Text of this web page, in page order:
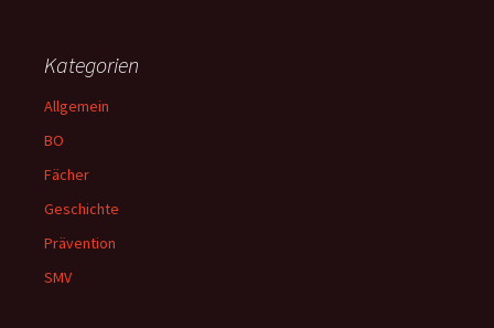
Kategorien
Allgemein
BO
Fächer
Geschichte
Prävention
SMV